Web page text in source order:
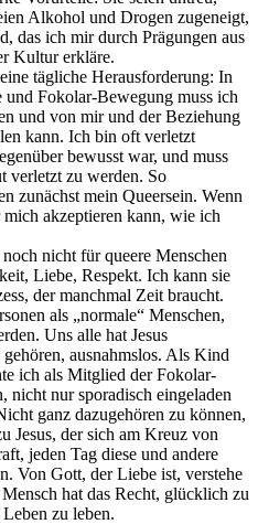
Alkohol und Drogen zugeneigt,
das ich mir durch Prägungen aus
Kultur erkläre.
tägliche Herausforderung: In
Fokolar-Bewegung muss ich
und von mir und der Beziehung
kann. Ich bin oft verletzt
bewusst war, und muss
verletzt zu werden. So
zunächst mein Queersein. Wenn
akzeptieren kann, wie ich
nicht für queere Menschen
Liebe, Respekt. Ich kann sie
der manchmal Zeit braucht.
als „normale“ Menschen,
Uns alle hat Jesus
ausnahmslos. Als Kind
ich als Mitglied der Fokolar-
nicht nur sporadisch eingeladen
ganz dazugehören zu können,
Jesus, der sich am Kreuz von
jeden Tag diese und andere
Von Gott, der Liebe ist, verstehe
hat das Recht, glücklich zu
zu leben.